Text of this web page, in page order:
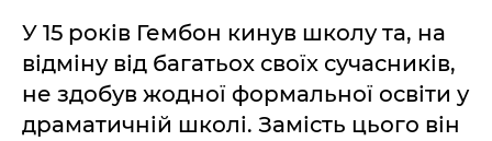
У 15 років Гембон кинув школу та, на
відміну від багатьох своїх сучасників,
не здобув жодної формальної освіти у
драматичній школі. Замість цього він